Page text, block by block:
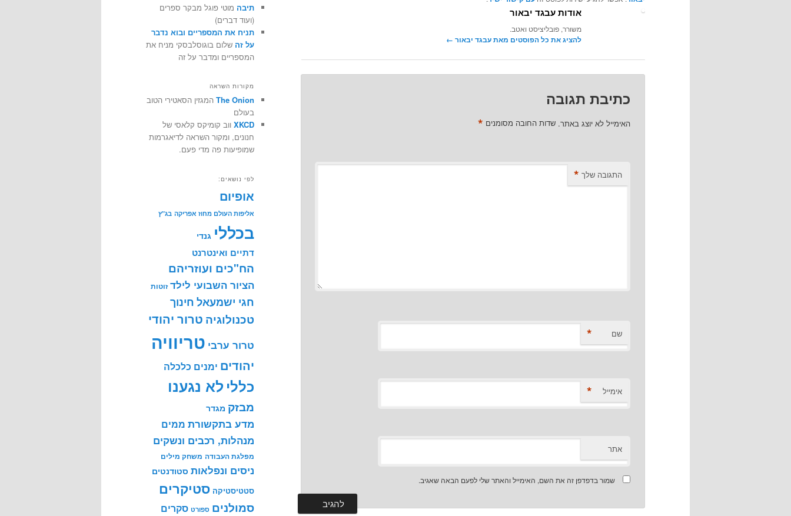
אודות עבגד יבאור
משורר, פובליציסט ואטב.
להציג את כל הפוסטים מאת עבגד יבאור‏ ←
כתיבת תגובה
האימייל לא יוצג באתר. שדות החובה מסומנים *
התגובה שלך *
שם *
אימייל *
אתר
שמור בדפדפן זה את השם, האימייל והאתר שלי לפעם הבאה שאגיב.
תיבה מוטי פוגל מבקר ספרים
(ועוד דברים)
תניח את המספריים ובוא נדבר
על זה שלום בוגוסלבסקי מניח את
המספריים ומדבר על זה
מקורות השראה
The Onion המגזין הסאטירי הטוב
בעולם
XKCD ווב קומיקס קלאסי של
חנונים, ומקור השראה לדיאגרמות
שמופיעות פה מדי פעם.
לפי נושאים:
אופיום
אליפות העולם מחוז אפריקה בג"ץ
בכללי גנדי
דתיים ואינטרנט
הח"כים ועוזריהם
הציור השבועי לילד זוטות
חגי ישמעאל חינוך
טכנולוגיה טרור יהודי
טרור ערבי טריוויה
יהודים ימנים כלכלה
כללי לא נגענו
מבזק מגדר
מדע בתקשורת ממים
מנהלות, רכבים ונשקים
מפלגת העבודה משחק מילים
ניסים ונפלאות סטודנטים
סטטיסטיקה סטיקרים
סמולנים ספורט סקרים